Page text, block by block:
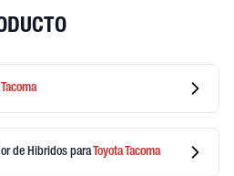
Tacoma
de Hibridos paraToyotaTacoma